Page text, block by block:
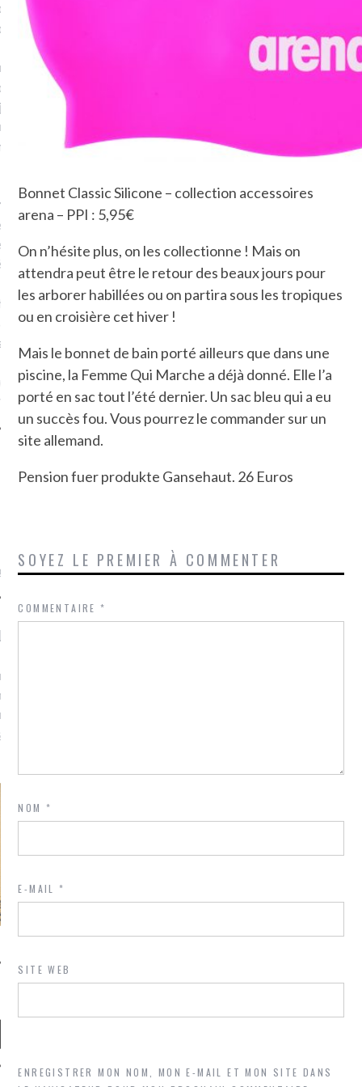
Je ne suis pas une
je le garde pour ce
je sens, j’entends, je
goûte et ceux que je
! Marcheuse des villes,
des ruines et des
qui Marche
cochère ou pas. Mais
pas d’interdit. Vélo,
bateau…
incite à un autre regard
curiosité. C’est un
surla-femme-qui-
@Isa_Monrozier
ARCACHON
je t'aime, my little bassin
comment ? "
je ne parle presque que
Bonnet Classic Silicone – collection accessoires
arena – PPI : 5,95€
On n’hésite plus, on les collectionne ! Mais on
attendra peut être le retour des beaux jours pour
les arborer habillées ou on partira sous les tropiques
ou en croisière cet hiver !
Mais le bonnet de bain porté ailleurs que dans une
piscine, la Femme Qui Marche a déjà donné. Elle l’a
porté en sac tout l’été dernier. Un sac bleu qui a eu
un succès fou. Vous pourrez le commander sur un
site allemand.
Pension fuer produkte Gansehaut. 26 Euros
SOYEZ LE PREMIER À COMMENTER
COMMENTAIRE*
NOM*
E-MAIL*
SITE WEB
ENREGISTRER MON NOM, MON E-MAIL ET MON SITE DANS